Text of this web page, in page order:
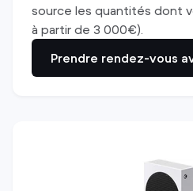
source les quantités dont
à partir de 3 000€).
Prendre rendez-vous